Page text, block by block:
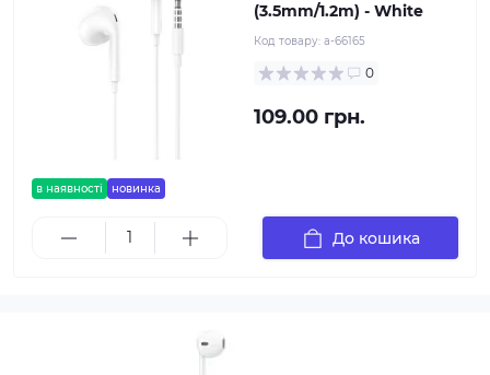
в наявності новинка
(3.5mm/1.2m) - White
Код товару: a-66165
0
109.00 грн.
До кошика